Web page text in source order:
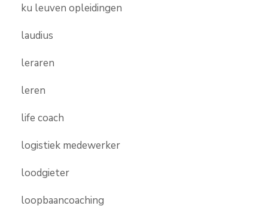
ku leuven opleidingen
laudius
leraren
leren
life coach
logistiek medewerker
loodgieter
loopbaancoaching